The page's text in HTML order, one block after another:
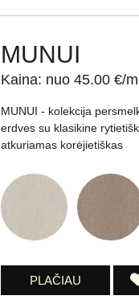
MUNUI
Kaina: nuo 45.00 €/m
MUNUI - kolekcija
erdves su klasikine
atkuriamas korėjietiškas
PLAČIAU